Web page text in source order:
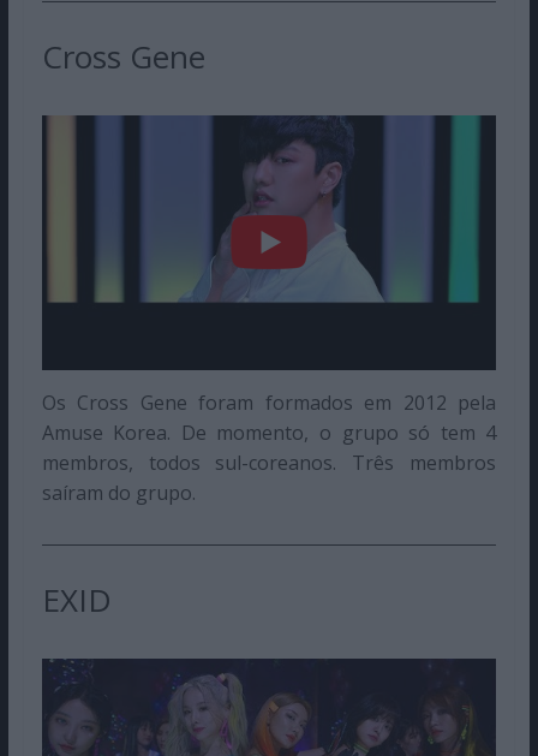
Cross Gene
Os Cross Gene foram formados em 2012 pela
Amuse Korea. De momento, o grupo só tem 4
membros, todos sul-coreanos. Três membros
saíram do grupo.
EXID